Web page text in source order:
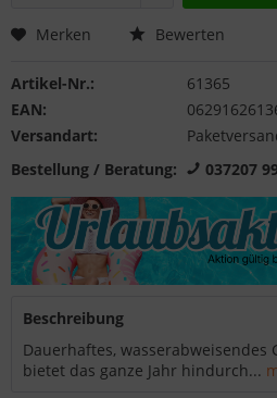
Merken Bewerten
Artikel-Nr.:
61365
EAN:
Versandart:
Bestellung / Beratung:
037207
Beschreibung
Dauerhaftes, wasserabweisendes
bietet das ganze Jahr hindurch...